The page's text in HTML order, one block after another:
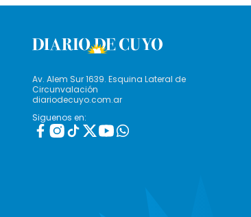
Av. Alem Sur 1639. Esquina Lateral de
Circunvalación
diariodecuyo.com.ar
Siguenos en: